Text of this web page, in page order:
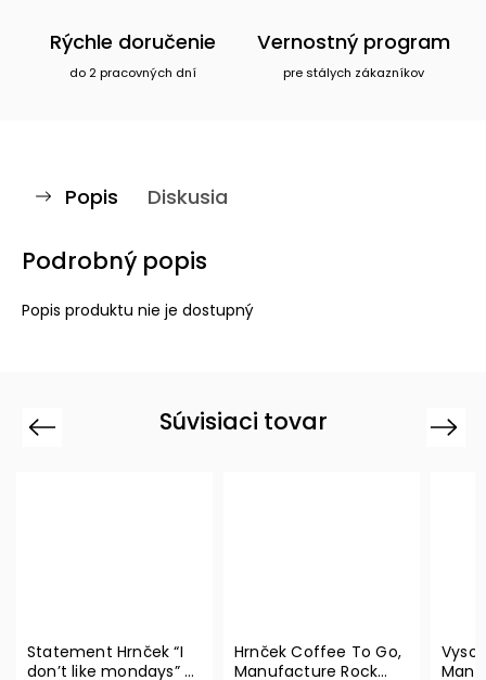
Rýchle doručenie
do 2 pracovných dní
Vernostný program
pre stálych zákazníkov
Popis Diskusia
Podrobný popis
Popis produktu nie je dostupný
Súvisiaci tovar
Previous
Statement Hrnček “I
don’t like mondays” –
Hrnček Coffee To Go,
Manufacture Rock
Next